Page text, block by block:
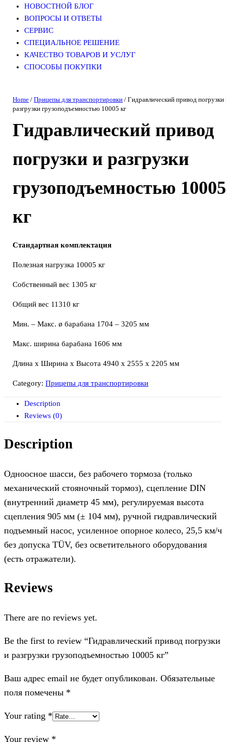
НОВОСТНОЙ БЛОГ
ВОПРОСЫ И ОТВЕТЫ
СЕРВИС
СПЕЦИАЛЬНОЕ РЕШЕНИЕ
КАЧЕСТВО ТОВАРОВ И УСЛУГ
СПОСОБЫ ПОКУПКИ
Home /Прицепы для транспортировки / Гидравлический привод погрузки
разгрузки грузоподъемностью 10005 кг
Гидравлический привод
погрузки и разгрузки
грузоподъемностью 10005
кг
Стандартная комплектация
Полезная нагрузка 10005 кг
Собственный вес 1305 кг
Общий вес 11310 кг
Мин. – Макс. ø барабана 1704 – 3205 мм
Макс. ширина барабана 1606 мм
Длина х Ширина х Высота 4940 х 2555 х 2205 мм
Category:Прицепы для транспортировки
Description
Reviews (0)
Description
Одноосное шасси, без рабочего тормоза (только
механический стояночный тормоз), сцепление DIN
(внутренний диаметр 45 мм), регулируемая высота
сцепления 905 мм (± 104 мм), ручной гидравлический
подъемный насос, усиленное опорное колесо, 25,5 км/ч
без допуска TÜV, без осветительного оборудования
(есть отражатели).
Reviews
There are no reviews yet.
Be the first to review “Гидравлический привод погрузки
и разгрузки грузоподъемностью 10005 кг”
Ваш адрес email не будет опубликован. Обязательные
поля помечены *
Your rating *
Your review *